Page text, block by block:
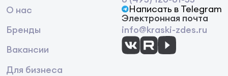
О нас
Бренды
Вакансии
Для бизнеса
Написать в Telegram
Электронная почта
info@kraski-zdes.ru